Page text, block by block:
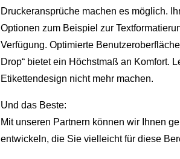
Druckeransprüche machen es möglich.
Optionen zum Beispiel zur
Verfügung. Optimierte
Drop“ bietet ein Höchstmaß an Komfort.
Etikettendesign nicht mehr machen.
Und das Beste:
Mit unseren Partnern können wir Ihnen
entwickeln, die Sie vielleicht für diese